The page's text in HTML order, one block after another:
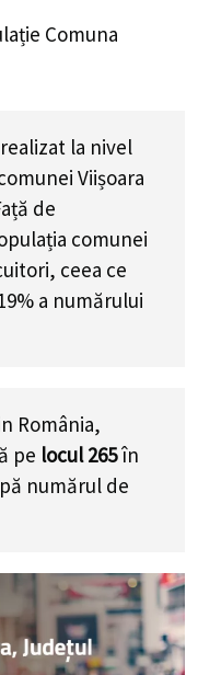
Comuna
la nivel
Viișoara
de
comunei
ceea ce
a numărului
România,
pe locul 265în
numărul de